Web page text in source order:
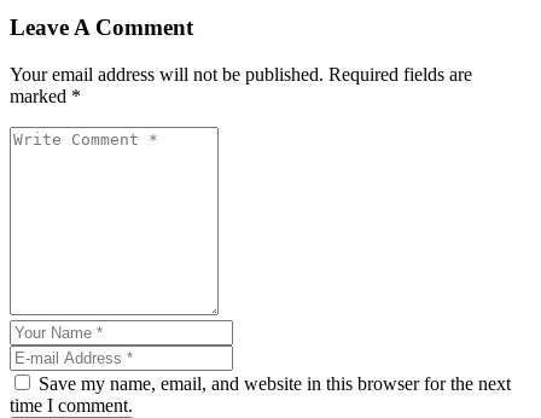
Leave A Comment
Your email address will not be published. Required fields are
marked *
Save my name, email, and website in this browser for the next
time I comment.